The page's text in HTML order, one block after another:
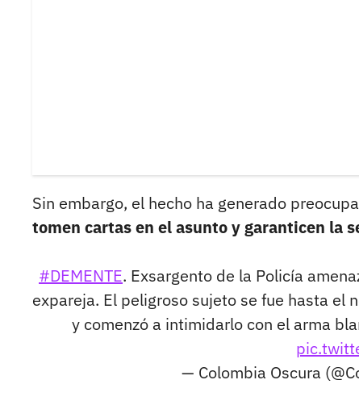
Sin embargo, el hecho ha generado
tomen cartas en el asunto y garanticen la
#DEMENTE. Exsargento de la Policía
expareja. El peligroso sujeto se fue hasta el
y comenzó a intimidarlo con el arma
— Colombia Oscura